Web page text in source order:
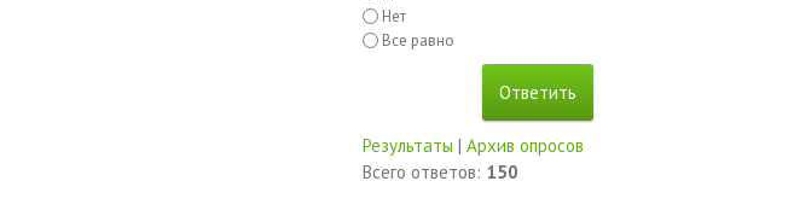
Нет
Все равно
Результаты | Архив опросов
Всего ответов: 150